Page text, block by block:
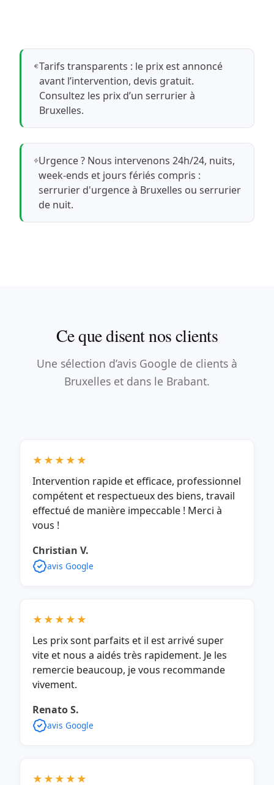
Tarifs transparents : le prix est annoncé
avant l’intervention, devis gratuit.
Consultez les prix d’un serrurier à
Bruxelles.
Urgence ? Nous intervenons 24h/24, nuits,
week-ends et jours fériés compris :
serrurier d'urgence à Bruxelles ouserrurier
de nuit.
Ce que disent nos clients
Une sélection d’avis Google de clients à
Bruxelles et dans le Brabant.
★★★★★
Intervention rapide et efficace, professionnel
compétent et respectueux des biens, travail
effectué de manière impeccable ! Merci à
vous !
Christian V.
avis Google
★★★★★
Les prix sont parfaits et il est arrivé super
vite et nous a aidés très rapidement. Je les
remercie beaucoup, je vous recommande
vivement.
Renato S.
avis Google
★★★★★